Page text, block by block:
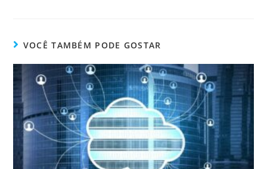
VOCÊ TAMBÉM PODE GOSTAR